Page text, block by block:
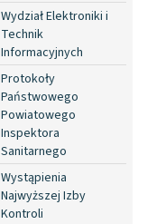
Wydział Elektroniki i
Technik
Informacyjnych
Protokoły
Państwowego
Powiatowego
Inspektora
Sanitarnego
Wystąpienia
Najwyższej Izby
Kontroli